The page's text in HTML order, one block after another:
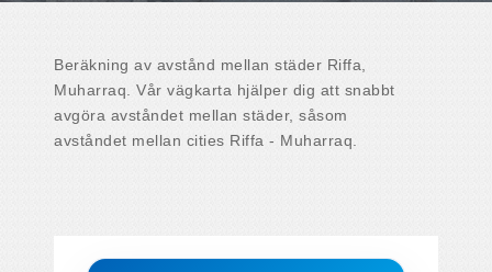
Beräkning av avstånd mellan städer Riffa,
Muharraq. Vår vägkarta hjälper dig att snabbt
avgöra avståndet mellan städer, såsom
avståndet mellan cities Riffa - Muharraq.